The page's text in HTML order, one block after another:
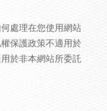
處理在您使用網站
保護政策不適用於
於非本網站所委託